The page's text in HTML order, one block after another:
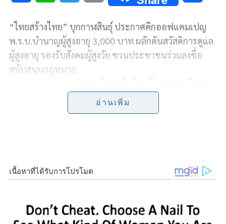
c
e
b
n
e
i
t
e
r
p
y
i
n
a
“ไทยสร้างไทย” บุกกาฬสินธุ์ ประกาศคิกออฟแคมเปญ
พ.ร.บ.บํานาญผู้สูงอายุ 3,000 บาท ผลักดันสวัสดิการดูแล
ผู้สูงอายุ รองรับสังคมผู้สูงวัย ชวนประชาชนร่วมลงชื่อ
สนับสนุนกฎหมาย
หัวหน้าพรรค พร้อมด้วยนายธนธัช ตัณฑ
สิทธิ์ รองหัวหน้าพรรค และนางวันเพ็ญ เศรษฐรักษา รอง
อย่างล้นหลามกว่าพันคน
อ่านเพิ่ม